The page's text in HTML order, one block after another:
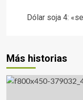
Dólar soja 4:
Más historias